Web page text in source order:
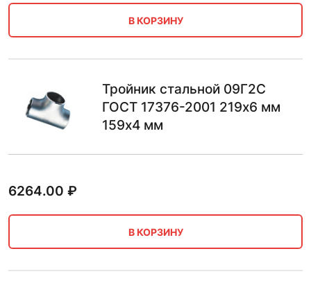
В КОРЗИНУ
Тройник стальной 09Г2С
ГОСТ 17376-2001 219х6 мм
159х4 мм
6264.00 ₽
В КОРЗИНУ